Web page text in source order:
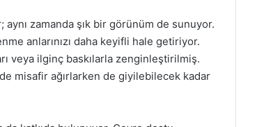
aynı zamanda şık bir görünüm de sunuyor.
anlarınızı daha keyifli hale getiriyor.
veya ilginç baskılarla zenginleştirilmiş.
misafir ağırlarken de giyilebilecek kadar